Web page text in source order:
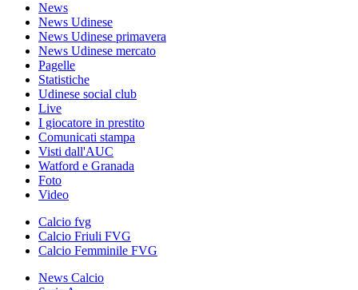
News
News Udinese
News Udinese primavera
News Udinese mercato
Pagelle
Statistiche
Udinese social club
Live
I giocatore in prestito
Comunicati stampa
Visti dall'AUC
Watford e Granada
Foto
Video
Calcio fvg
Calcio Friuli FVG
Calcio Femminile FVG
News Calcio